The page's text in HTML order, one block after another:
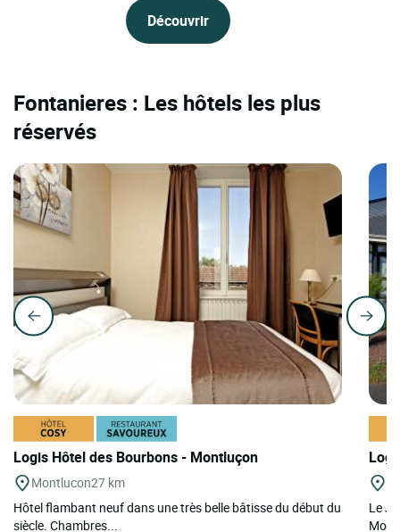
Découvrir
Fontanieres : Les hôtels les plus
réservés
Logis Hôtel des Bourbons - Montluçon
Montlucon27 km
Hôtel flambant neuf dans une très belle bâtisse du début du
siècle. Chambres...
Le